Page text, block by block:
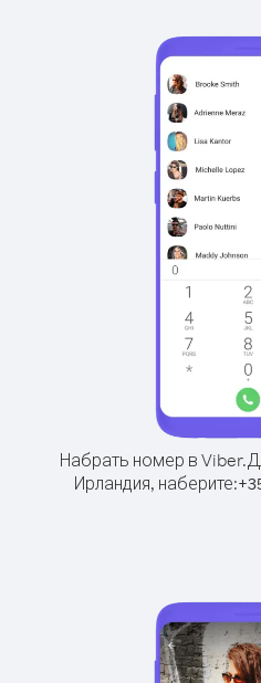
Набрать номер в Viber.
Ирландия, наберите:+